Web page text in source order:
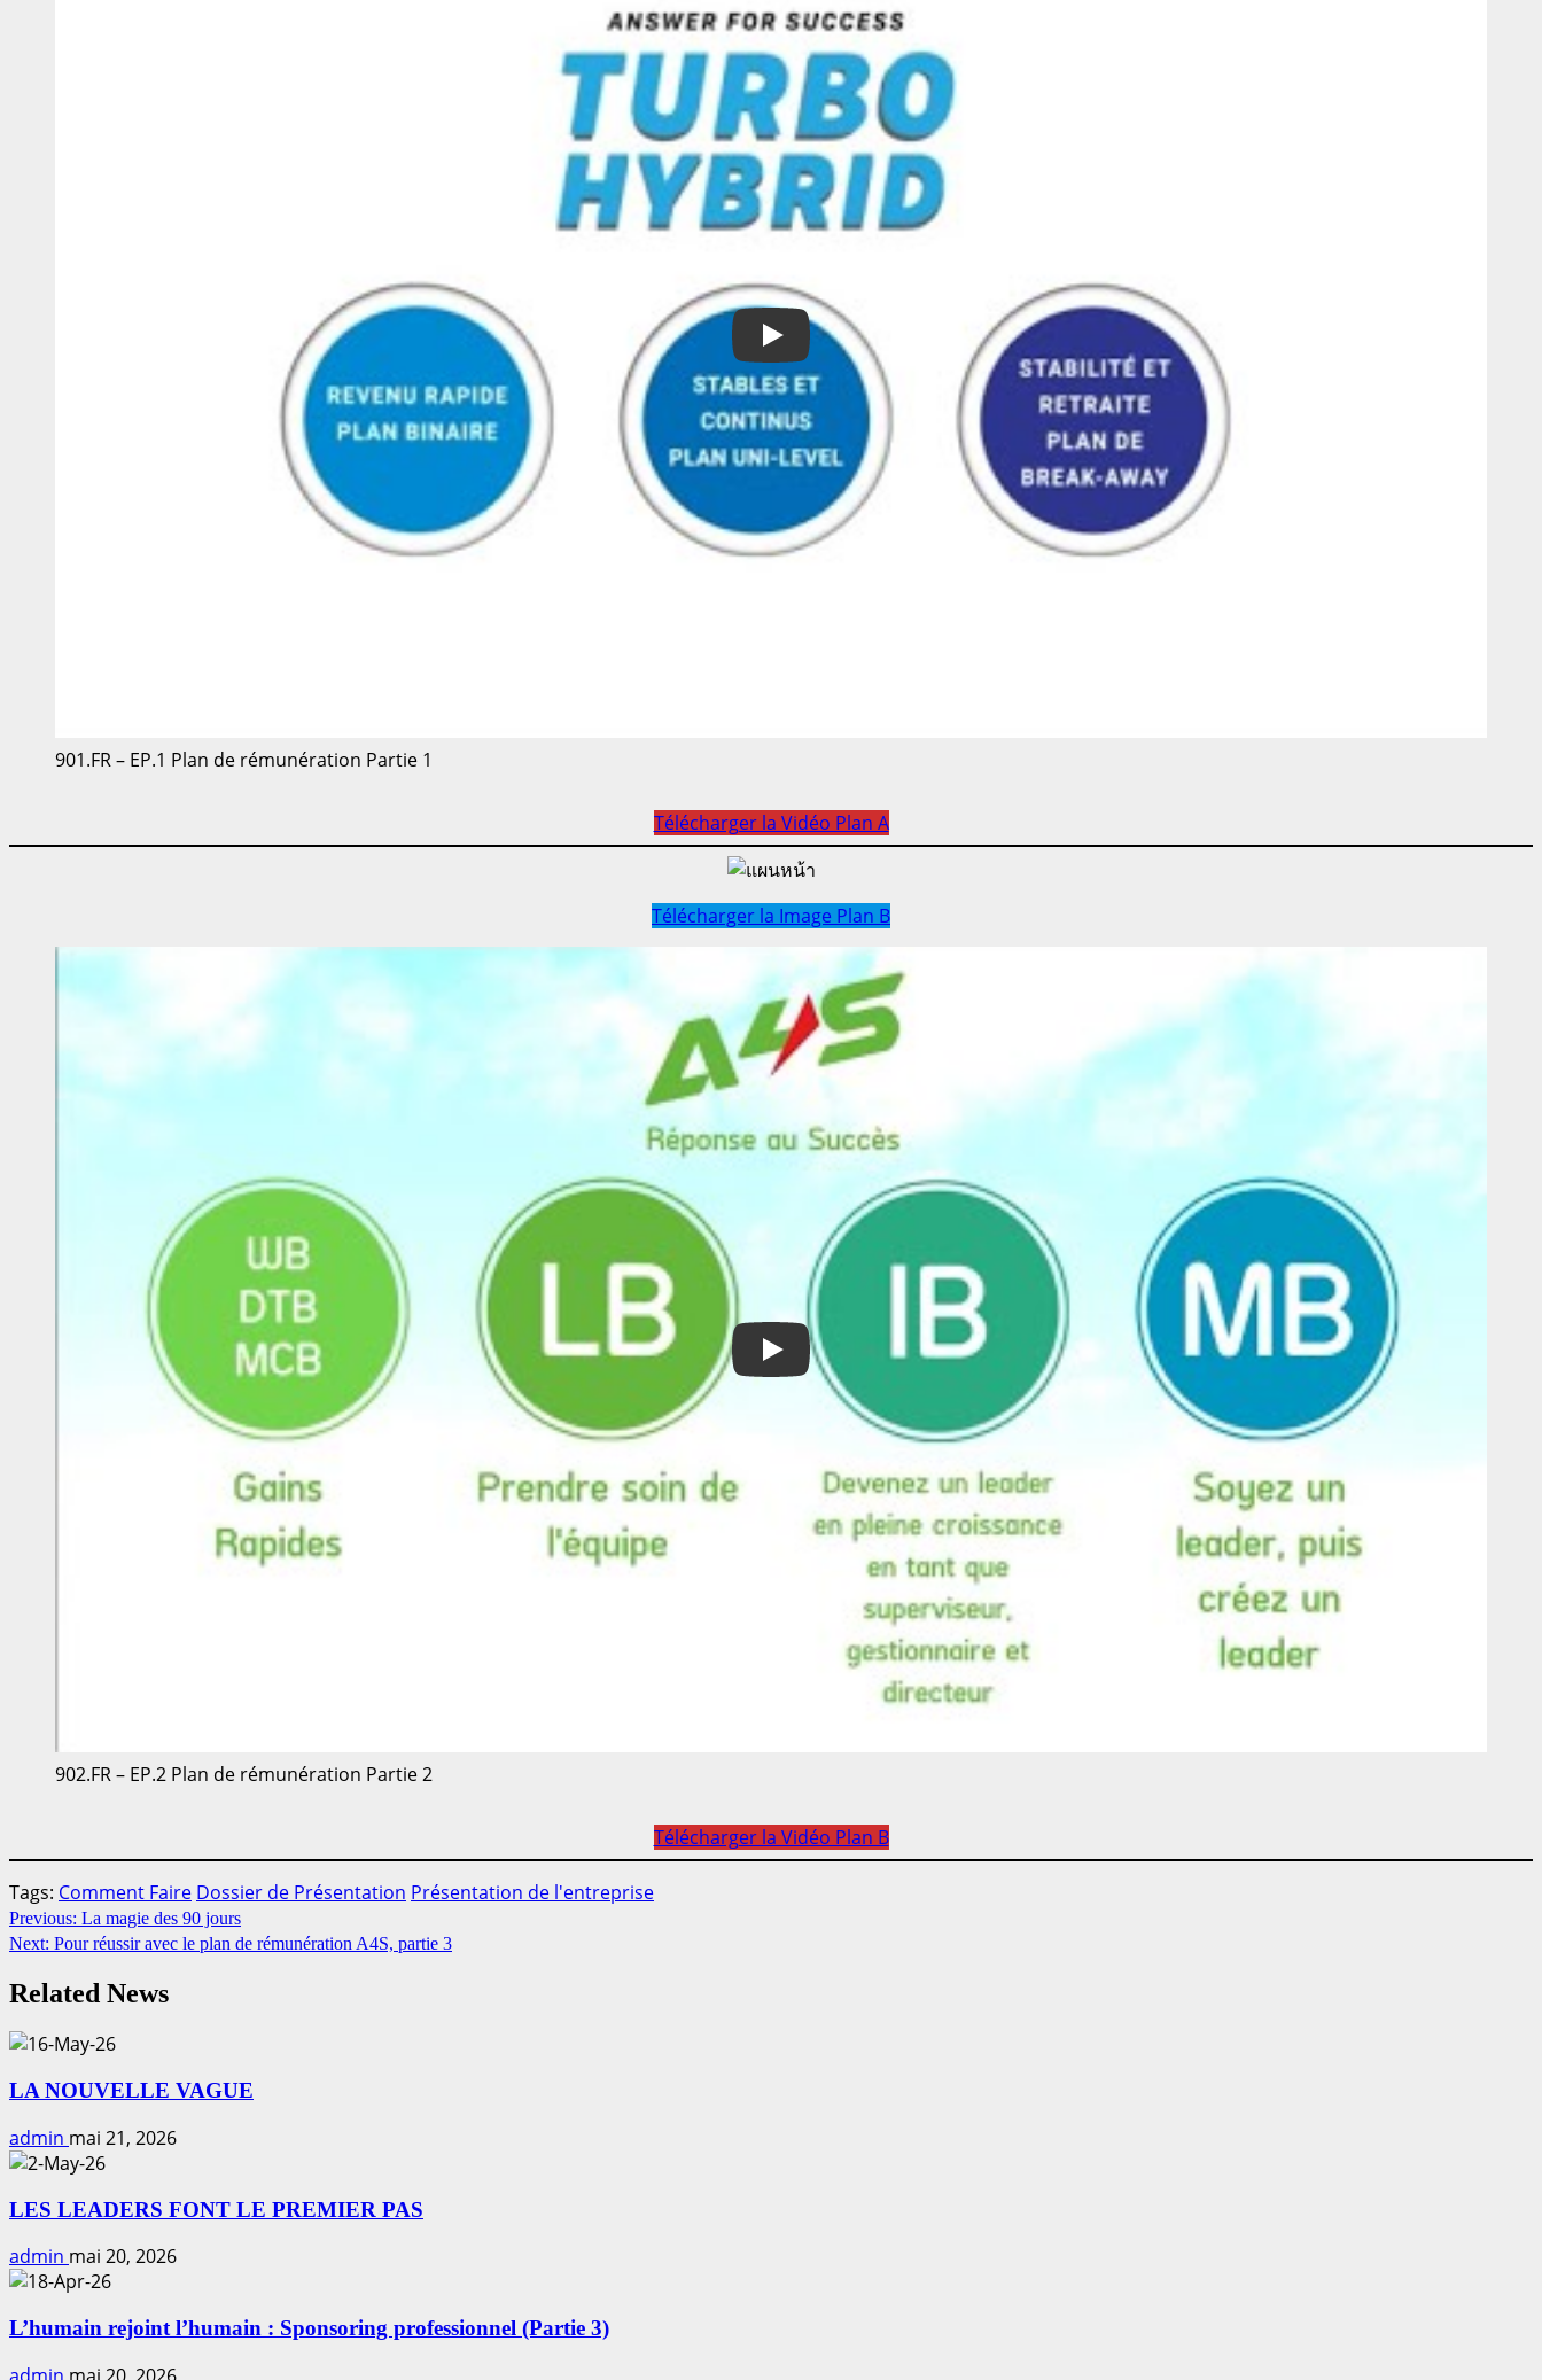
Play
901.FR – EP.1 Plan de rémunération Partie 1
Télécharger la Vidéo Plan A
Télécharger la Image Plan B
Play
902.FR – EP.2 Plan de rémunération Partie 2
Télécharger la Vidéo Plan B
Tags: Comment Faire Dossier de Présentation Présentation de l'entreprise
Continue
Reading
Previous: La magie des 90 jours
Next: Pour réussir avec le plan de rémunération A4S, partie 3
Related News
LA NOUVELLE VAGUE
admin mai 21, 2026
LES LEADERS FONT LE PREMIER PAS
admin mai 20, 2026
L’humain rejoint l’humain : Sponsoring professionnel (Partie 3)